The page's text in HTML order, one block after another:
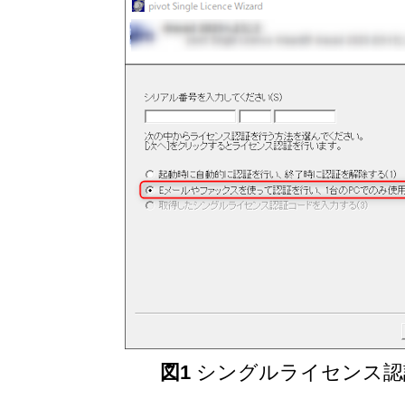
図1 シングルライセンス